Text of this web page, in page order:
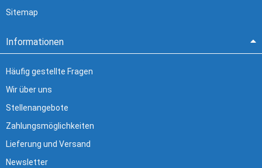
Sitemap
Informationen
Häufig gestellte Fragen
Wir über uns
Stellenangebote
Zahlungsmöglichkeiten
Lieferung und Versand
Newsletter